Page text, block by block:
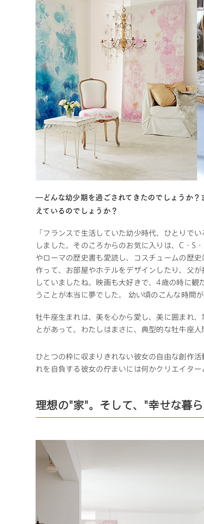
―どんな幼少期を過ごされてきたのでしょうか
えているのでしょうか？
「フランスで生活していた幼少時代、ひとりで
しました。そのころからのお気に入りは、C・S
やローマの歴史書も愛読し、コスチュームの歴
作って、お部屋やホテルをデザインしたり、父
していましたね。映画も大好きで、4歳の時に
うことが本当に夢でした。 幼い頃のこんな時間
牡牛座生まれは、美を心から愛し、美に囲まれ
とがあって。わたしはまさに、典型的な牡牛座人
ひとつの枠に収まりきれない彼女の自由な創作
れを自負する彼女の佇まいには何かクリエイタ
理想の"家"。そして、"幸せな暮